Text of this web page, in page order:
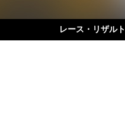
レース・リザルト